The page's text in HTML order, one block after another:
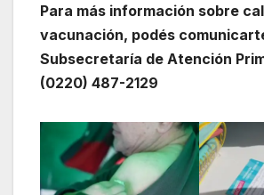
Para más información sobre
vacunación, podés
Subsecretaría de Atención
(0220) 487-2129